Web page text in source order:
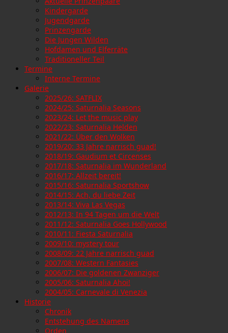
Kindergarde
Jugendgarde
Prinzengarde
Die Jungen Wilden
Hofdamen und Elferräte
Traditioneller Teil
Termine
Interne Termine
Galerie
2025/26: SATFLIX
2024/25: Saturnalia Seasons
2023/24: Let the music play
2022/23: Saturnalia Helden
2021/22: Über den Wolken
2019/20: 33 Jahre narrisch guad!
2018/19: Gaudium et Circenses
2017/18: Saturnalia im Wunderland
2016/17: Allzeit bereit!
2015/16: Saturnalia Sportshow
2014/15: Ach, du liebe Zeit
2013/14: Viva Las Vegas
2012/13: In 94 Tagen um die Welt
2011/12: Saturnalia Goes Hollywood
2010/11: Fiesta Saturnalia
2009/10: mystery tour
2008/09: 22 Jahre narrisch guad
2007/08: Western Fantasies
2006/07: Die goldenen Zwanziger
2005/06: Saturnalia Ahoi!
2004/05: Carnevale di Venezia
Historie
Chronik
Entstehung des Namens
Orden